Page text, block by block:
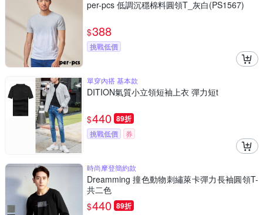
per-pcs 低調沉穩棉料圓領T_灰白(PS1567)
$388
挑戰低價
單穿內搭 基本款
DITION氣質小立領短袖上衣 彈力短t
$440 89折
挑戰低價 券
時尚摩登簡約款
Dreamming 撞色動物刺繡萊卡彈力長袖圓領T-
共二色
$440 89折